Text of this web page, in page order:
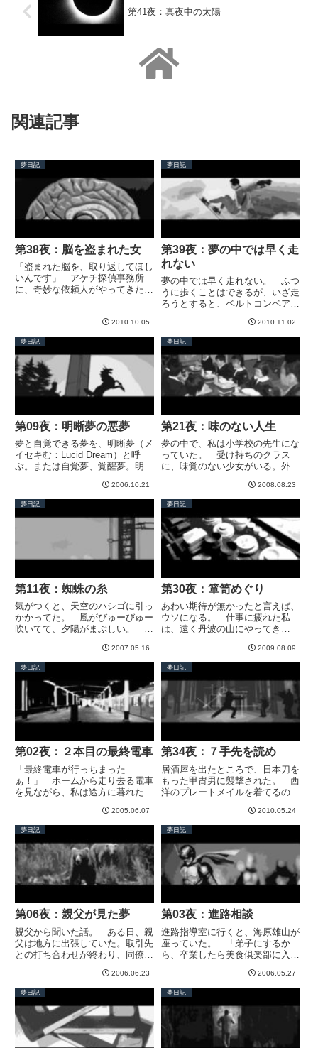
第41夜：真夜中の太陽
関連記事
夢日記
第38夜：脳を盗まれた女
「盗まれた脳を、取り返してほし
いんです」 アケチ探偵事務所
に、奇妙な依頼人がやってきた。
気なんだろう？ むらむらと興味
がわいてくるが、先生は「ふむ」
とあいまいな返事をするだけで、
た...
2010.10.05
夢日記
第39夜：夢の中では早く走
れない
夢の中では早く走れない。 ふつ
うに歩くことはできるが、いざ走
ろうとすると、ベルトコンベアを
い。あるいは、海の底のような強
い抵抗がかかる。身体はどんどん
前傾し、果ては四つん這いになっ
て地面をかきむしっても、ちっと
も...
2010.11.02
夢日記
第09夜：明晰夢の悪夢
夢と自覚できる夢を、明晰夢（メ
イセキむ：Lucid Dream）と呼
ぶ。または自覚夢、覚醒夢。明晰
程度コントロールできる。自分が
思い描くことを体験したり、悪夢
を回避できる。明晰夢は特殊な才
能ではなく、訓練次第で...
2006.10.21
夢日記
第21夜：味のない人生
夢の中で、私は小学校の先生にな
っていた。 受け持ちのクラス
に、味覚のない少女がいる。外見
も言動もふつう。しかし集団の中
では目を引く存在だった。私の先
入観のせいかもしれない。 なぜ
味覚がないのか？ 理事長の話に
よ...
2008.08.23
夢日記
第11夜：蜘蛛の糸
気がつくと、天空のハシゴに引っ
かかってた。 風がびゅーびゅー
吹いてて、夕陽がまぶしい。 眼
なり高い。飛行機の窓から見下ろ
すような高さだ。ハシゴが海に届
いてるんだろうか。 上空には巨
大な円盤が浮かんでいる。これ
ま...
2007.05.16
夢日記
第30夜：箪笥めぐり
あわい期待が無かったと言えば、
ウソになる。 仕事に疲れた私
は、遠く丹波の山にやってき
と、あとから来た男がとなりに腰
掛けた。登山客ではない。東京か
ら私を追いかけてきた新聞記者で
ある。「絵が動かなくなったワケ
を教えて...
2009.08.09
夢日記
第02夜：２本目の最終電車
「最終電車が行っちまった
ぁ！」 ホームから走り去る電車
を見ながら、私は途方に暮れた。
次の電車もない。ホームは静まり
かえっていた。 この駅で乗り換
えるはずだった。 そのとき、切
符がないことに気づいた。あわて
て探し...
2005.06.07
夢日記
第34夜：７手先を読め
居酒屋を出たところで、日本刀を
もった甲冑男に襲撃された。 西
洋のプレートメイルを着てるの
なぜ目が真っ赤に光っているの
か？ よくわからないけど、とに
かく拳銃をぶっ放した。 パン
ッ、キーンッ！ 火花が散って、
銃弾を...
2010.05.24
夢日記
第06夜：親父が見た夢
親父から聞いた話。 ある日、親
父は地方に出張していた。取引先
との打ち合わせが終わり、同僚と
で親父は、夢を見た。 夢の中で
親父は、露天風呂につかってい
た。すると、野生のクマが湯船に
入ってきた。びっくりした親父
は、...
2006.06.23
夢日記
第03夜：進路相談
進路指導室に行くと、海原雄山が
座っていた。 「弟子にするか
ら、卒業したら美食倶楽部に入
話だと、先生は大喜びだ。なんだ
か気にくわない。「弟子になった
ら、師匠を越えられないじゃない
か。 私は自分の店を出す。私の
美食...
2006.05.27
夢日記 夢日記